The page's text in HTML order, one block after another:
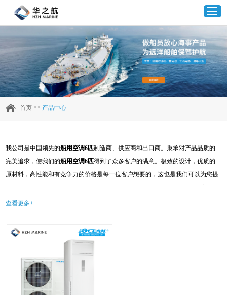
首页
产品中心
客户案例
新闻资讯
首页 >> 产品中心
我公司是中国领先的船用空调6匹制造商、供应商和出口商。秉承对产品品质的
完美追求，使我们的船用空调6匹得到了众多客户的满意。极致的设计，优质的
原材料，高性能和有竞争力的价格是每一位客户想要的，这也是我们可以为您提
匹服务感兴趣，可以现在咨询我们，我们会及时给您回复!
查看更多+